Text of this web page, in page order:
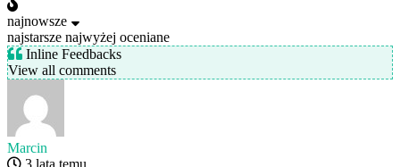
najnowsze
najstarsze najwyżej oceniane
Inline Feedbacks
View all comments
Marcin